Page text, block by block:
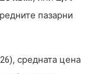
пазарни
, средната цена